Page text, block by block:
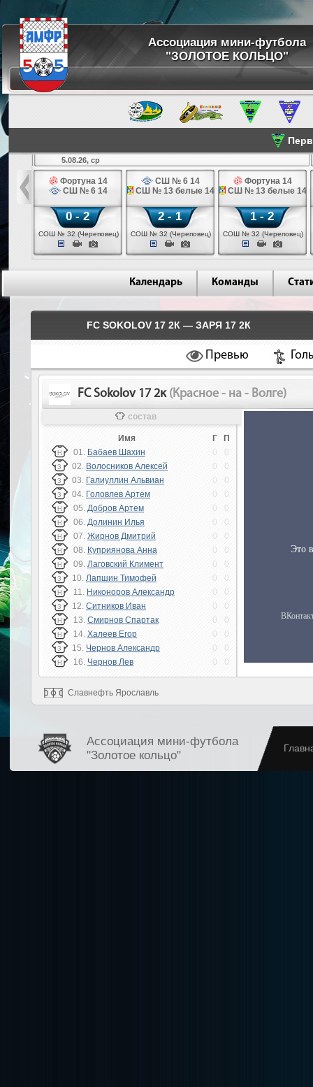
Ассоциация мини-футбола
"ЗОЛОТОЕ КОЛЬЦО"
14
5.08.26, ср
Фортуна 14
СШ № 6 14
0 - 2
СОШ № 32 (Череповец)
СШ № 6 14
СШ № 13 белые 14
2 - 1
СОШ № 32 (Череповец)
Фортуна 14
СШ № 13 белые 14
1 - 2
СОШ № 32 (Череповец)
Календарь Команды
FC SOKOLOV 17 2К — ЗАРЯ 17 2К
Превью
FC Sokolov 17 2к (Красное - на - Волге)
состав
Имя Г П
Н 01. Бабаев Шахин 0 0
З 02. Волосников Алексей 0 0
З 03. Галиуллин Альвиан 0 0
З 04. Головлев Артем 0 0
Н 05. Добров Артем 0 0
Н 06. Долинин Илья 0 0
Н 07. Жирнов Дмитрий 0 0
Н 08. Куприянова Анна 0 0
Н 09. Лаговский Климент 0 0
З 10. Лапшин Тимофей 0 0
Н 11. Никоноров Александр 0 0
З 12. Ситников Иван 0 0
Н 13. Смирнов Спартак 0 0
Н 14. Халеев Егор 0 0
З 15. Чернов Александр 0 0
Н 16. Чернов Лев 0 0
Славнефть Ярославль
Ассоциация мини-футбола
"Золотое кольцо"